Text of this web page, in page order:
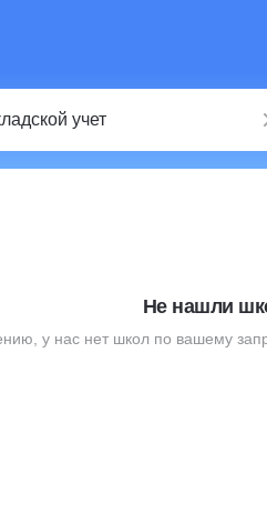
Не нашли
у нас нет школ по вашему